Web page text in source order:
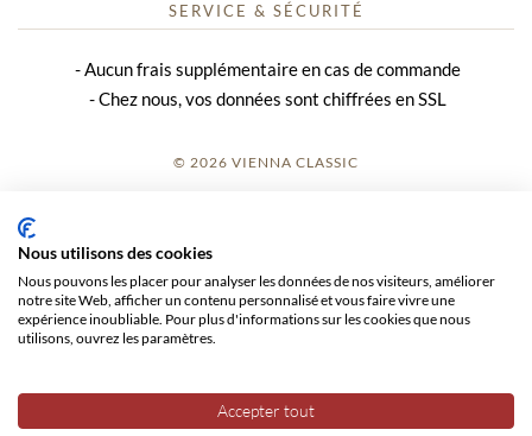
SERVICE & SÉCURITÉ
Aucun frais supplémentaire en cas de commande
Chez nous, vos données sont chiffrées en SSL
© 2026 VIENNA CLASSIC
CGV
Nous utilisons des cookies
Nous pouvons les placer pour analyser les données de nos visiteurs, améliorer
notre site Web, afficher un contenu personnalisé et vous faire vivre une
expérience inoubliable. Pour plus d'informations sur les cookies que nous
utilisons, ouvrez les paramètres.
Accepter tout